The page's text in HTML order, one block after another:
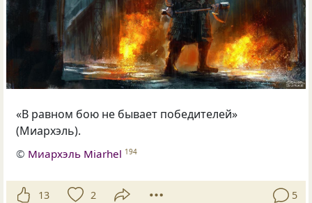
«В равном бою не бывает победителей»
(Миархэль).
© Миархэль Miarhel 194
13 2 5